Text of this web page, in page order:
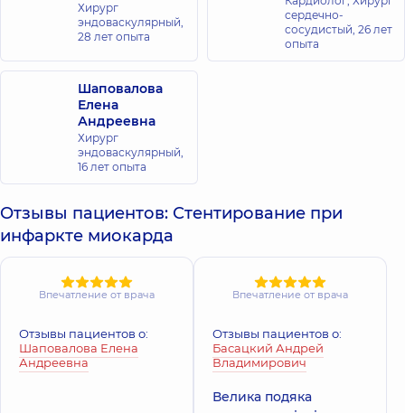
Хирург
эндоваскулярный,
28 лет опыта
сердечно-
сосудистый, 26 лет
опыта
Шаповалова
Елена
Андреевна
Хирург
эндоваскулярный,
16 лет опыта
Отзывы пациентов: Стентирование при
инфаркте миокарда
Впечатление от врача
Отзывы пациентов о:
Шаповалова Елена
Андреевна
Впечатление от врача
Отзывы пациентов о:
Басацкий Андрей
Владимирович
Велика подяка